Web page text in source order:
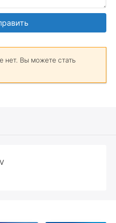
нет. Вы можете стать